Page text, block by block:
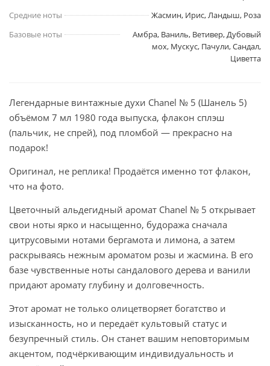
Средние ноты
Жасмин, Ирис, Ландыш, Роза
Базовые ноты
Амбра, Ваниль, Ветивер, Дубовый
мох, Мускус, Пачули, Сандал,
Циветта
Легендарные винтажные духи Chanel № 5 (Шанель 5)
объёмом 7 мл 1980 года выпуска, флакон сплэш
(пальчик, не спрей), под пломбой — прекрасно на
подарок!
Оригинал, не реплика! Продаётся именно тот флакон,
что на фото.
Цветочный альдегидный аромат Chanel № 5 открывает
свои ноты ярко и насыщенно, будоража сначала
цитрусовыми нотами бергамота и лимона, а затем
раскрываясь нежным ароматом розы и жасмина. В его
базе чувственные ноты сандалового дерева и ванили
придают аромату глубину и долговечность.
Этот аромат не только олицетворяет богатство и
изысканность, но и передаёт культовый статус и
безупречный стиль. Он станет вашим неповторимым
акцентом, подчёркивающим индивидуальность и